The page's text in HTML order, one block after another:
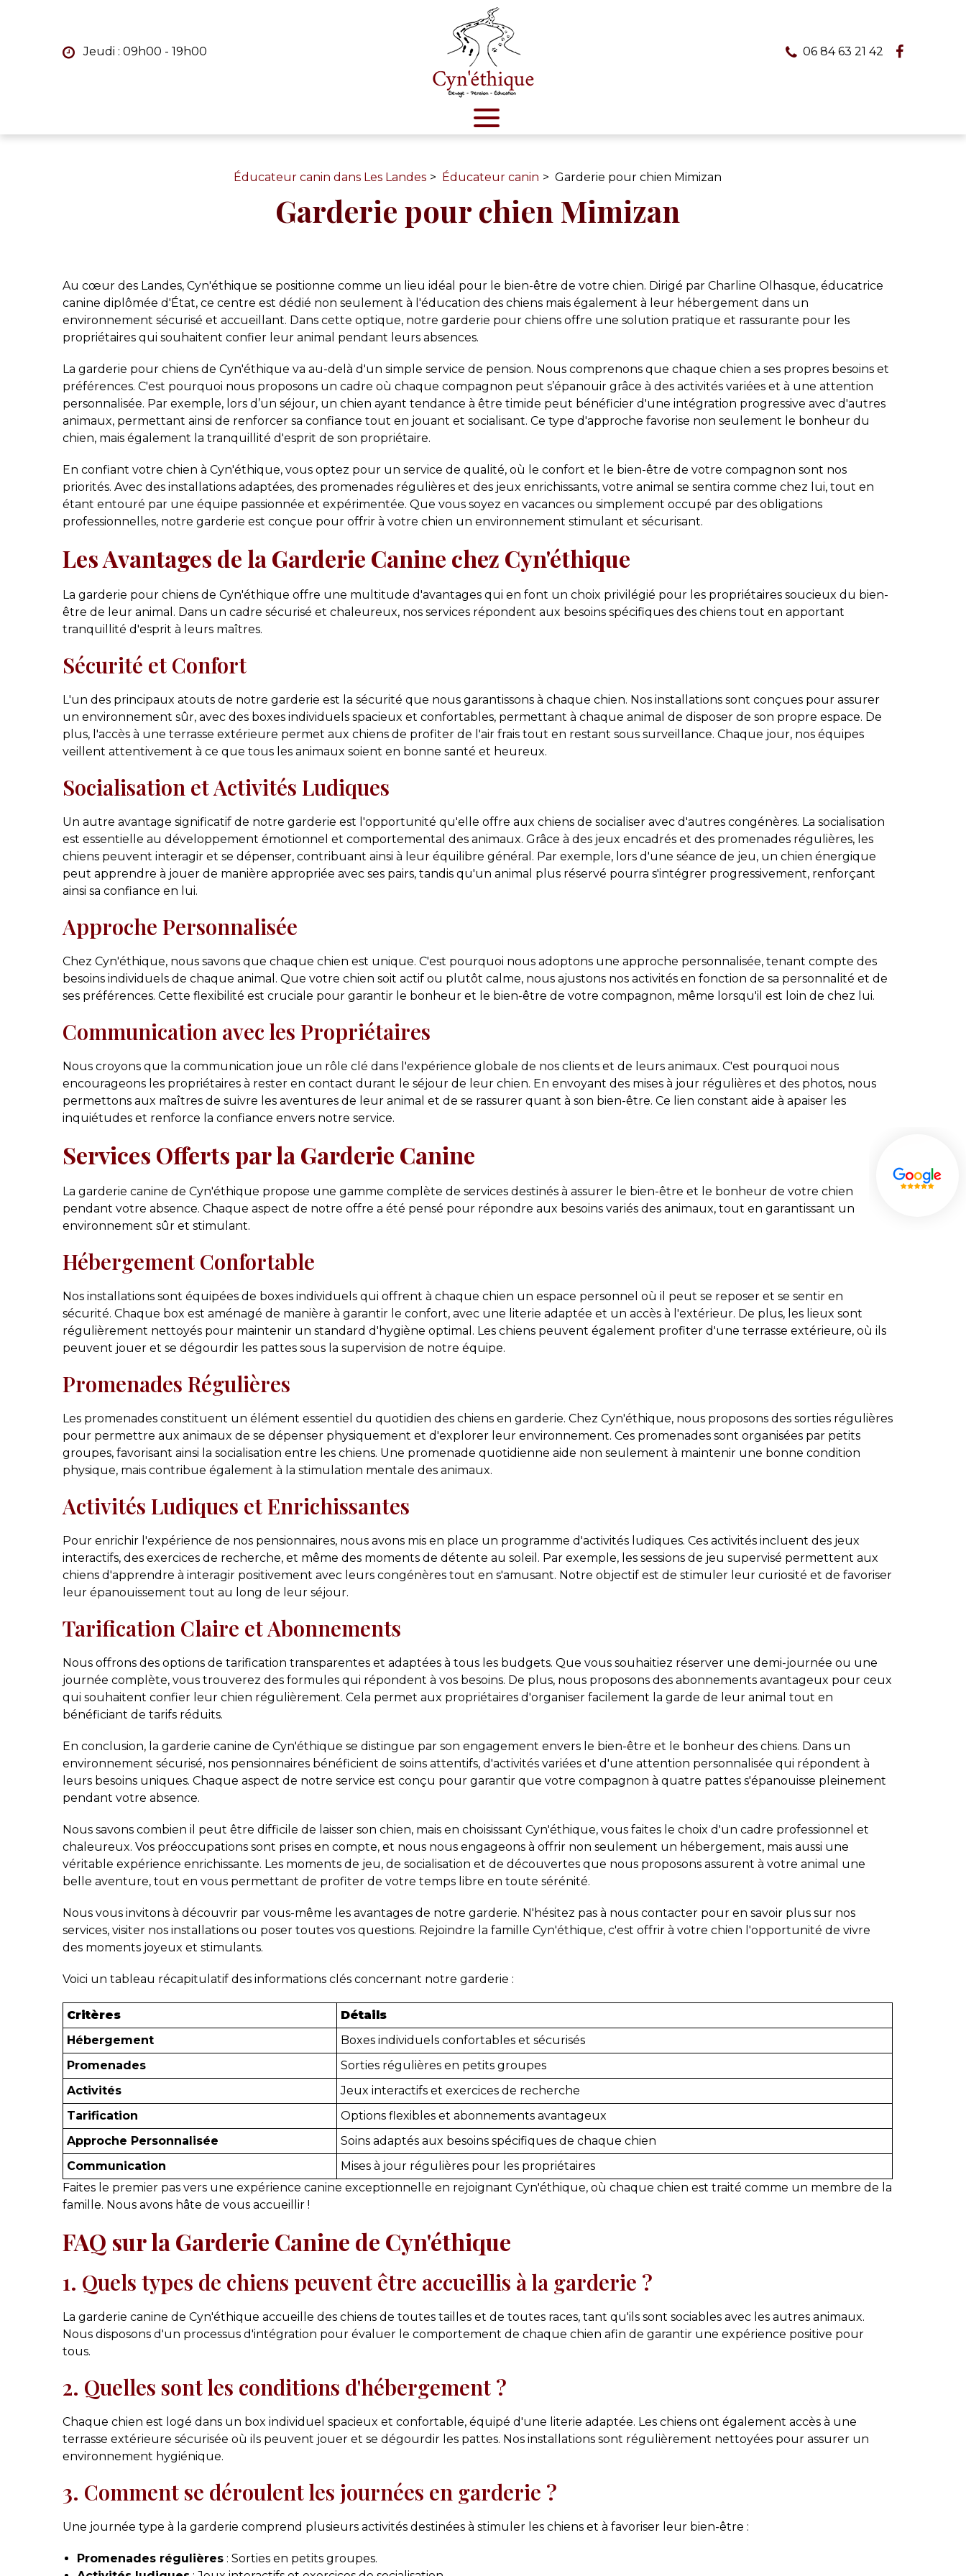
Jeudi : 09h00 - 19h00 06 84 63 21 42
Éducateur canin dans Les Landes Éducateur canin Garderie pour chien Mimizan
Garderie pour chien Mimizan
Au cœur des Landes, Cyn'éthique se positionne comme un lieu idéal pour le bien-être de votre chien. Dirigé par Charline Olhasque, éducatrice
canine diplômée d'État, ce centre est dédié non seulement à l'éducation des chiens mais également à leur hébergement dans un
environnement sécurisé et accueillant. Dans cette optique, notre garderie pour chiens offre une solution pratique et rassurante pour les
propriétaires qui souhaitent confier leur animal pendant leurs absences.
La garderie pour chiens de Cyn'éthique va au-delà d'un simple service de pension. Nous comprenons que chaque chien a ses propres besoins et
préférences. C'est pourquoi nous proposons un cadre où chaque compagnon peut s’épanouir grâce à des activités variées et à une attention
personnalisée. Par exemple, lors d’un séjour, un chien ayant tendance à être timide peut bénéficier d'une intégration progressive avec d'autres
animaux, permettant ainsi de renforcer sa confiance tout en jouant et socialisant. Ce type d'approche favorise non seulement le bonheur du
chien, mais également la tranquillité d'esprit de son propriétaire.
En confiant votre chien à Cyn'éthique, vous optez pour un service de qualité, où le confort et le bien-être de votre compagnon sont nos
priorités. Avec des installations adaptées, des promenades régulières et des jeux enrichissants, votre animal se sentira comme chez lui, tout en
étant entouré par une équipe passionnée et expérimentée. Que vous soyez en vacances ou simplement occupé par des obligations
professionnelles, notre garderie est conçue pour offrir à votre chien un environnement stimulant et sécurisant.
Les Avantages de la Garderie Canine chez Cyn'éthique
La garderie pour chiens de Cyn'éthique offre une multitude d'avantages qui en font un choix privilégié pour les propriétaires soucieux du bien-
être de leur animal. Dans un cadre sécurisé et chaleureux, nos services répondent aux besoins spécifiques des chiens tout en apportant
tranquillité d'esprit à leurs maîtres.
Sécurité et Confort
L'un des principaux atouts de notre garderie est la sécurité que nous garantissons à chaque chien. Nos installations sont conçues pour assurer
un environnement sûr, avec des boxes individuels spacieux et confortables, permettant à chaque animal de disposer de son propre espace. De
plus, l'accès à une terrasse extérieure permet aux chiens de profiter de l'air frais tout en restant sous surveillance. Chaque jour, nos équipes
veillent attentivement à ce que tous les animaux soient en bonne santé et heureux.
Socialisation et Activités Ludiques
Un autre avantage significatif de notre garderie est l'opportunité qu'elle offre aux chiens de socialiser avec d'autres congénères. La socialisation
est essentielle au développement émotionnel et comportemental des animaux. Grâce à des jeux encadrés et des promenades régulières, les
chiens peuvent interagir et se dépenser, contribuant ainsi à leur équilibre général. Par exemple, lors d'une séance de jeu, un chien énergique
peut apprendre à jouer de manière appropriée avec ses pairs, tandis qu'un animal plus réservé pourra s'intégrer progressivement, renforçant
ainsi sa confiance en lui.
Approche Personnalisée
Chez Cyn'éthique, nous savons que chaque chien est unique. C'est pourquoi nous adoptons une approche personnalisée, tenant compte des
besoins individuels de chaque animal. Que votre chien soit actif ou plutôt calme, nous ajustons nos activités en fonction de sa personnalité et de
ses préférences. Cette flexibilité est cruciale pour garantir le bonheur et le bien-être de votre compagnon, même lorsqu'il est loin de chez lui.
Communication avec les Propriétaires
Nous croyons que la communication joue un rôle clé dans l'expérience globale de nos clients et de leurs animaux. C'est pourquoi nous
encourageons les propriétaires à rester en contact durant le séjour de leur chien. En envoyant des mises à jour régulières et des photos, nous
permettons aux maîtres de suivre les aventures de leur animal et de se rassurer quant à son bien-être. Ce lien constant aide à apaiser les
inquiétudes et renforce la confiance envers notre service.
Services Offerts par la Garderie Canine
La garderie canine de Cyn'éthique propose une gamme complète de services destinés à assurer le bien-être et le bonheur de votre chien
pendant votre absence. Chaque aspect de notre offre a été pensé pour répondre aux besoins variés des animaux, tout en garantissant un
environnement sûr et stimulant.
Hébergement Confortable
Nos installations sont équipées de boxes individuels qui offrent à chaque chien un espace personnel où il peut se reposer et se sentir en
sécurité. Chaque box est aménagé de manière à garantir le confort, avec une literie adaptée et un accès à l'extérieur. De plus, les lieux sont
régulièrement nettoyés pour maintenir un standard d'hygiène optimal. Les chiens peuvent également profiter d'une terrasse extérieure, où ils
peuvent jouer et se dégourdir les pattes sous la supervision de notre équipe.
Promenades Régulières
Les promenades constituent un élément essentiel du quotidien des chiens en garderie. Chez Cyn'éthique, nous proposons des sorties régulières
pour permettre aux animaux de se dépenser physiquement et d'explorer leur environnement. Ces promenades sont organisées par petits
groupes, favorisant ainsi la socialisation entre les chiens. Une promenade quotidienne aide non seulement à maintenir une bonne condition
physique, mais contribue également à la stimulation mentale des animaux.
Activités Ludiques et Enrichissantes
Pour enrichir l'expérience de nos pensionnaires, nous avons mis en place un programme d'activités ludiques. Ces activités incluent des jeux
interactifs, des exercices de recherche, et même des moments de détente au soleil. Par exemple, les sessions de jeu supervisé permettent aux
chiens d'apprendre à interagir positivement avec leurs congénères tout en s'amusant. Notre objectif est de stimuler leur curiosité et de favoriser
leur épanouissement tout au long de leur séjour.
Tarification Claire et Abonnements
Nous offrons des options de tarification transparentes et adaptées à tous les budgets. Que vous souhaitiez réserver une demi-journée ou une
journée complète, vous trouverez des formules qui répondent à vos besoins. De plus, nous proposons des abonnements avantageux pour ceux
qui souhaitent confier leur chien régulièrement. Cela permet aux propriétaires d'organiser facilement la garde de leur animal tout en
bénéficiant de tarifs réduits.
En conclusion, la garderie canine de Cyn'éthique se distingue par son engagement envers le bien-être et le bonheur des chiens. Dans un
environnement sécurisé, nos pensionnaires bénéficient de soins attentifs, d'activités variées et d'une attention personnalisée qui répondent à
leurs besoins uniques. Chaque aspect de notre service est conçu pour garantir que votre compagnon à quatre pattes s'épanouisse pleinement
pendant votre absence.
Nous savons combien il peut être difficile de laisser son chien, mais en choisissant Cyn'éthique, vous faites le choix d'un cadre professionnel et
chaleureux. Vos préoccupations sont prises en compte, et nous nous engageons à offrir non seulement un hébergement, mais aussi une
véritable expérience enrichissante. Les moments de jeu, de socialisation et de découvertes que nous proposons assurent à votre animal une
belle aventure, tout en vous permettant de profiter de votre temps libre en toute sérénité.
Nous vous invitons à découvrir par vous-même les avantages de notre garderie. N'hésitez pas à nous contacter pour en savoir plus sur nos
services, visiter nos installations ou poser toutes vos questions. Rejoindre la famille Cyn'éthique, c'est offrir à votre chien l'opportunité de vivre
des moments joyeux et stimulants.
Voici un tableau récapitulatif des informations clés concernant notre garderie :
Critères
Détails
Hébergement
Boxes individuels confortables et sécurisés
Promenades
Sorties régulières en petits groupes
Activités
Jeux interactifs et exercices de recherche
Tarification
Options flexibles et abonnements avantageux
Approche Personnalisée
Soins adaptés aux besoins spécifiques de chaque chien
Communication
Mises à jour régulières pour les propriétaires
Faites le premier pas vers une expérience canine exceptionnelle en rejoignant Cyn'éthique, où chaque chien est traité comme un membre de la
famille. Nous avons hâte de vous accueillir !
FAQ sur la Garderie Canine de Cyn'éthique
1. Quels types de chiens peuvent être accueillis à la garderie ?
La garderie canine de Cyn'éthique accueille des chiens de toutes tailles et de toutes races, tant qu'ils sont sociables avec les autres animaux.
Nous disposons d'un processus d'intégration pour évaluer le comportement de chaque chien afin de garantir une expérience positive pour
tous.
2. Quelles sont les conditions d'hébergement ?
Chaque chien est logé dans un box individuel spacieux et confortable, équipé d'une literie adaptée. Les chiens ont également accès à une
terrasse extérieure sécurisée où ils peuvent jouer et se dégourdir les pattes. Nos installations sont régulièrement nettoyées pour assurer un
environnement hygiénique.
3. Comment se déroulent les journées en garderie ?
Une journée type à la garderie comprend plusieurs activités destinées à stimuler les chiens et à favoriser leur bien-être :
Promenades régulières : Sorties en petits groupes.